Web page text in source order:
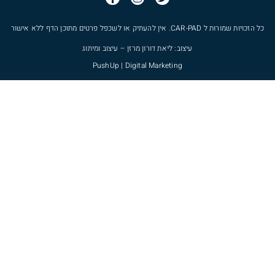
כל הזכויות שמורות ל CAR-PAD. אין להעתיק או לשכפל פרטים מתוכן הדף ללא אישור
עיצוב: ליאת דורון מרזן – עיצוב ומיתוג
PushUp | Digital Marketing